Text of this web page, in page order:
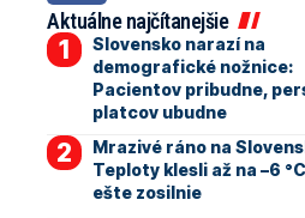
Aktuálne najčítanejšie
Slovensko narazí na
demografické nožnice:
Pacientov pribudne,
platcov ubudne
Mrazivé ráno na
Teploty klesli až na –6
ešte zosilnie